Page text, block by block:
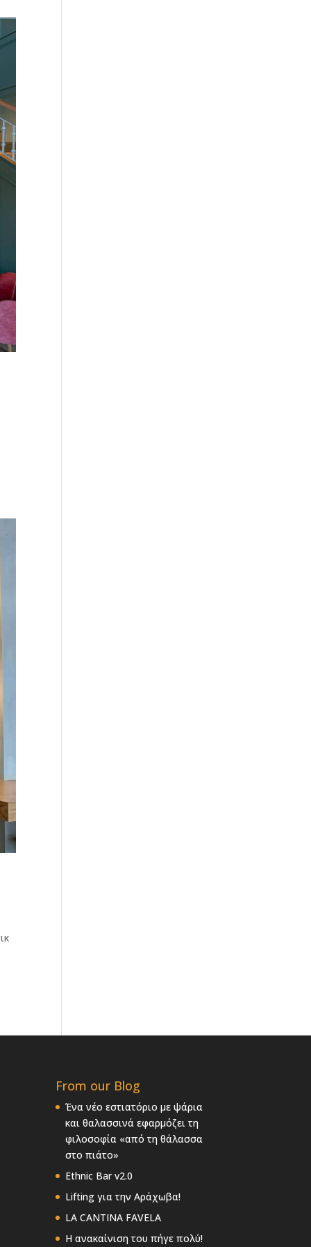
From our Blog
Ένα νέο εστιατόριο με ψάρια
και θαλασσινά εφαρμόζει τη
φιλοσοφία «από τη θάλασσα
στο πιάτο»
Ethnic Bar v2.0
Lifting για την Αράχωβα!
LA CANTINA FAVELA
Η ανακαίνιση του πήγε πολύ!